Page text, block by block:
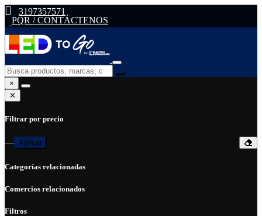
3197357571
PQR / CONTÁCTENOS
×
✕
Filtrar por precio
— Aplicar
Categorías relacionadas
Comercios relacionados
Filtros